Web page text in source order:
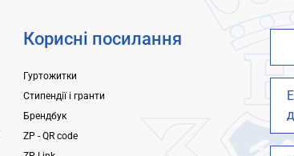
Корисні посилання
Гуртожитки
Стипендії і гранти
Брендбук
ZP - QR code